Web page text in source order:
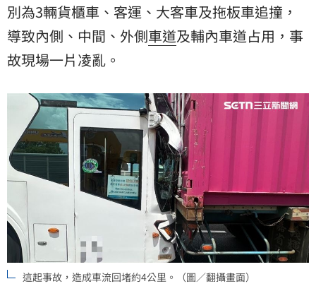
別為3輛貨櫃車、客運、大客車及拖板車追撞，
導致內側、中間、外側車道及輔內車道占用，事
故現場一片凌亂。
這起事故，造成車流回堵約4公里。（圖／翻攝畫面）